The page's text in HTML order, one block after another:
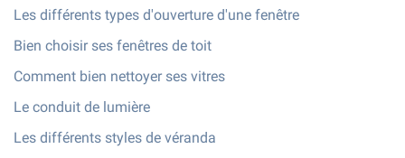
Les différents types d'ouverture d'une fenêtre
Bien choisir ses fenêtres de toit
Comment bien nettoyer ses vitres
Le conduit de lumière
Les différents styles de véranda